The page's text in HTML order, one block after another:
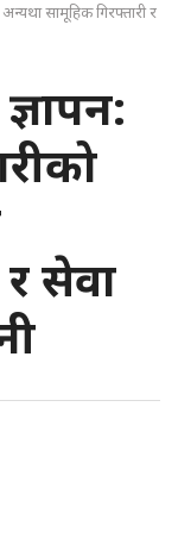
सामूहिक गिरफ्तारी र
सेवा